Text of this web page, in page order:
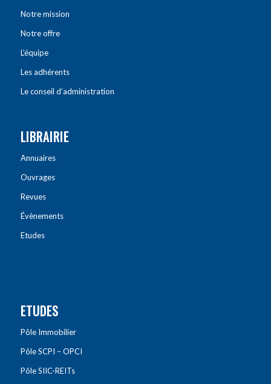
Notre mission
Notre offre
L’équipe
Les adhérents
Le conseil d’administration
LIBRAIRIE
Annuaires
Ouvrages
Revues
Évènements
Etudes
ETUDES
Pôle Immobilier
Pôle SCPI – OPCI
Pôle SIIC-REITs